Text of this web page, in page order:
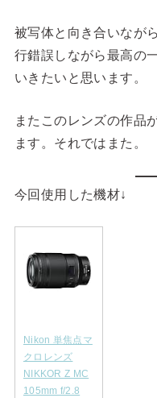
被写体と向き合いなが
行錯誤しながら最高の
いきたいと思います。
またこのレンズの作品
ます。それではまた。
今回使用した機材↓
Nikon 単焦点マ
クロレンズ
NIKKOR Z MC
105mm f/2.8